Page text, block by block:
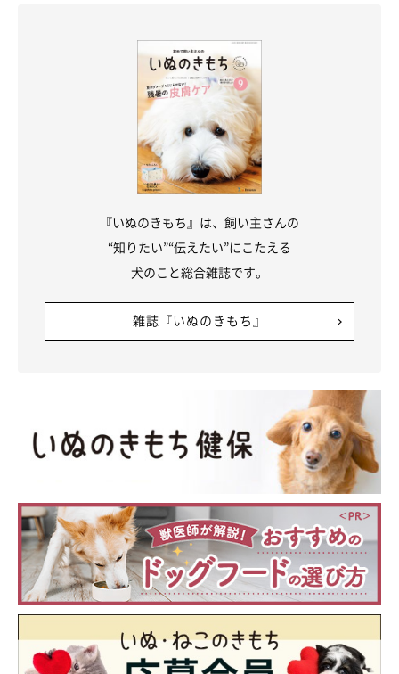
ました。かぼちゃんの足も雪に埋もれちゃうくらい降ったんです
『いぬのきもち』は、飼い主さんの
“知りたい”“伝えたい”にこたえる
犬のこと総合雑誌です。
雑誌『いぬのきもち』